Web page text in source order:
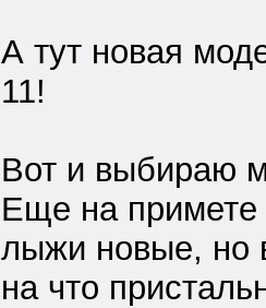
А тут новая
11!
Вот и выбираю
Еще на примете
лыжи новые, но
на что